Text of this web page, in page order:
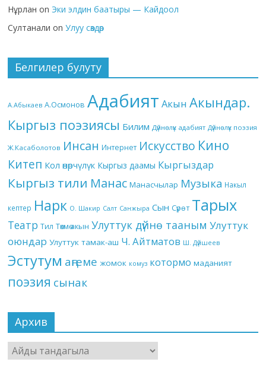
Нұрлан on Эки элдин баатыры — Кайдоол
Султанали onУлуу сөздөр
Белгилер булуту
А.Абыкаев А.Осмонов Адабият Акын Акындар.
Кыргыз поэзиясы Билим Дүйнөлүк адабият Дүйнөлүк поэзия
Ж.Касаболотов Инсан Интернет Искусство Кино
Китеп Кол өнөрчүлүк Кыргыз даамы Кыргыздар
Кыргыз тили Манас Манасчылар Музыка Накыл
кептер Нарк О. Шакир Салт Санжыра Сын Сүрөт Тарых
Театр Тил Төкмө акын Улуттук дүйнө тааным Улуттук
оюндар Улуттук тамак-аш Ч. Айтматов Ш. Дүйшеев
Эстутум аңгеме жомок комуз котормо маданият
поэзия сынак
Архив
Архив